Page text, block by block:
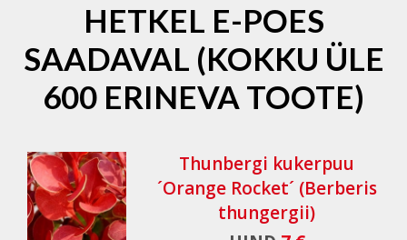
HETKEL E-POES
SAADAVAL (KOKKU ÜLE
600 ERINEVA TOOTE)
Thunbergi kukerpuu
´Orange Rocket´ (Berberis
thungergii)